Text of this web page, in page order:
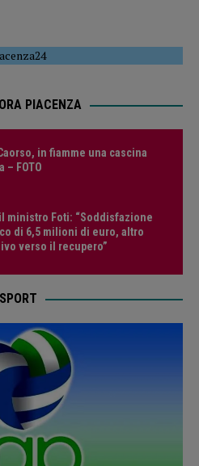
PIACENZA
in fiamme una cascina
– FOTO
ministro Foti: “Soddisfazione
di 6,5 milioni di euro, altro
verso il recupero”
SPORT